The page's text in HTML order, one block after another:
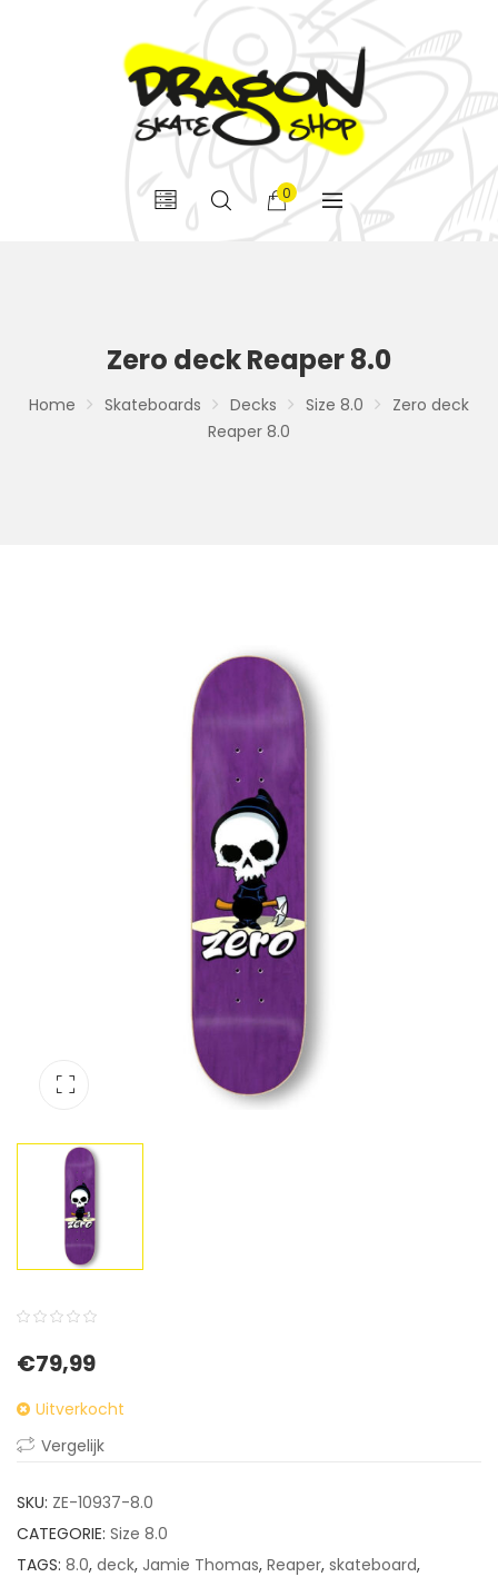
0
Zero deck Reaper 8.0
Home Skateboards Decks Size 8.0
Zero deck
Reaper 8.0
out
on
ratings
€79,99
Uitverkocht
Vergelijk
SKU: ZE-10937-8.0
CATEGORIE: Size 8.0
TAGS: 8.0, deck, Jamie Thomas, Reaper, skateboard,